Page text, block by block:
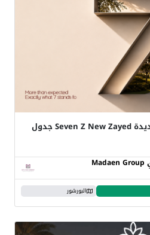
كمبوند سيفن زي زايد الجديدة Seven Z New Zayed جدول
شركة مدائن للتطوير العقاري Madaen Group
البورشور